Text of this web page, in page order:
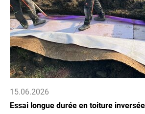
15.06.2026
Essai longue durée en toiture